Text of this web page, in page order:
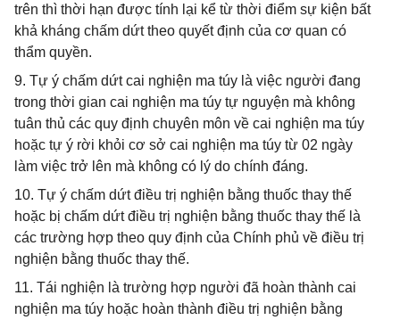
trên thì thời hạn được tính lại kể từ thời điểm sự kiện bất
khả kháng chấm dứt theo quyết định của cơ quan có
thẩm quyền.
9. Tự ý chấm dứt cai nghiện ma túy là việc người đang
trong thời gian cai nghiện ma túy tự nguyện mà không
tuân thủ các quy định chuyên môn về cai nghiện ma túy
hoặc tự ý rời khỏi cơ sở cai nghiện ma túy từ 02 ngày
làm việc trở lên mà không có lý do chính đáng.
10. Tự ý chấm dứt điều trị nghiện bằng thuốc thay thế
hoặc bị chấm dứt điều trị nghiện bằng thuốc thay thế là
các trường hợp theo quy định của Chính phủ về điều trị
nghiện bằng thuốc thay thế.
11. Tái nghiện là trường hợp người đã hoàn thành cai
nghiện ma túy hoặc hoàn thành điều trị nghiện bằng